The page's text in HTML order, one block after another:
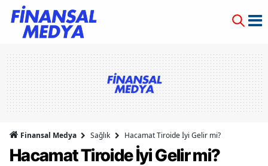
Finansal Medya Sağlık Hacamat Tiroide İyi Gelir mi?
Hacamat Tiroide İyi Gelir mi?